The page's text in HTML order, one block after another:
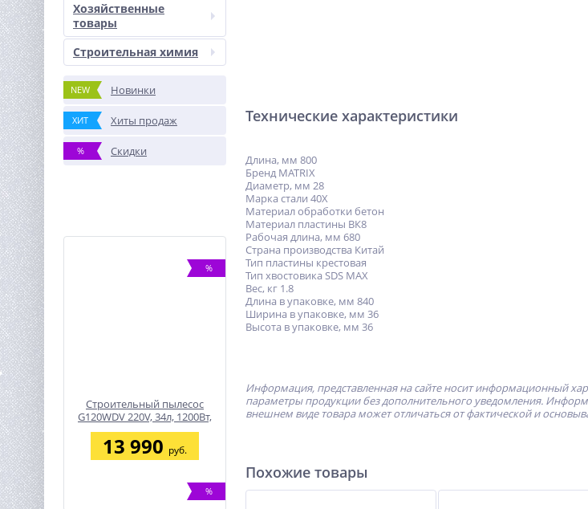
Хозяйственные
товары
Строительная химия
NEW Новинки
ХИТ Хиты продаж
% Скидки
%
Строительный пылесос
G120WDV 220V, 34л, 1200Вт,
сух/влаж уборка, 225 мбар,
180 м3/час
13 990 руб.
%
Технические характеристики
Длина, мм 800
Бренд MATRIX
Диаметр, мм 28
Марка стали 40Х
Материал обработки бетон
Материал пластины ВК8
Рабочая длина, мм 680
Страна производства Китай
Тип пластины крестовая
Тип хвостовика SDS MAX
Вес, кг 1.8
Длина в упаковке, мм 840
Ширина в упаковке, мм 36
Высота в упаковке, мм 36
Информация, представленная на сайте носит информационный
параметры продукции без дополнительного уведомления.
внешнем виде товара может отличаться от фактической и
Похожие товары